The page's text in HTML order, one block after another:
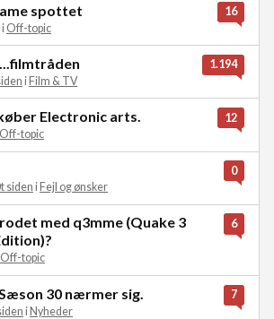
spottet
i Off-topic
16
i Film & TV
1.194
Electronic arts.
Off-topic
12
siden i Fejl og ønsker
0
med q3mme (Quake 3
Off-topic
6
30 nærmer sig.
iNyheder
7